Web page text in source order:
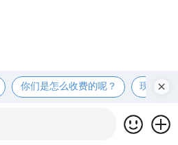
你们是怎么收费的呢？ 现在有